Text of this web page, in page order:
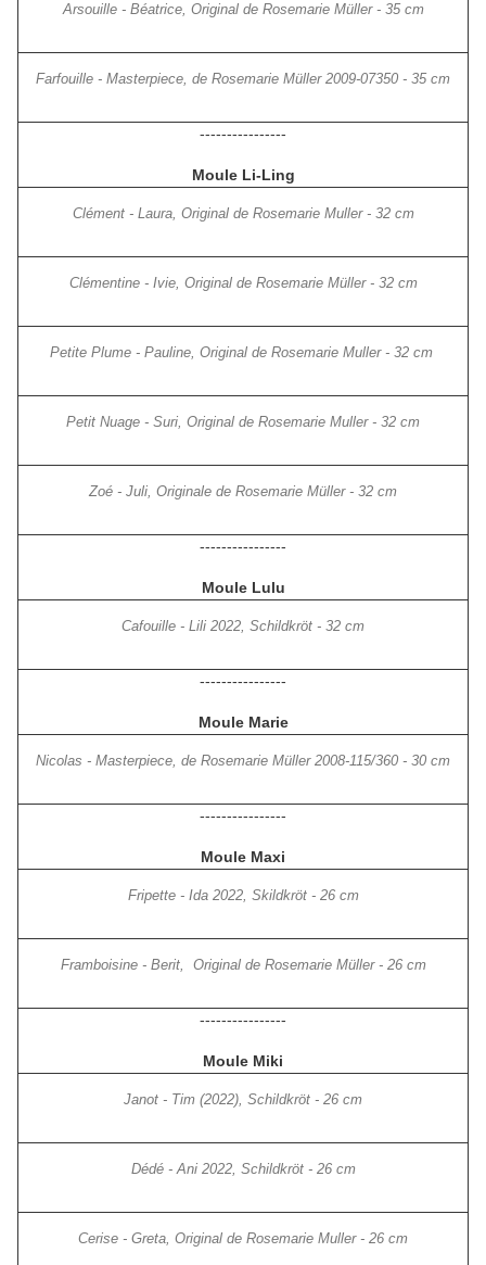
Arsouille - Béatrice, Original de Rosemarie Müller - 35 cm
Farfouille - Masterpiece, de Rosemarie Müller 2009-07350 - 35 cm
----------------
Moule Li-Ling
Clément - Laura, Original de Rosemarie Muller - 32 cm
Clémentine - Ivie, Original de Rosemarie Müller - 32 cm
Petite Plume - Pauline, Original de Rosemarie Muller - 32 cm
Petit Nuage - Suri, Original de Rosemarie Muller - 32 cm
Zoé - Juli, Originale de Rosemarie Müller - 32 cm
----------------
Moule Lulu
Cafouille - Lili 2022, Schildkröt - 32 cm
----------------
Moule Marie
Nicolas - Masterpiece, de Rosemarie Müller 2008-115/360 - 30 cm
----------------
Moule Maxi
Fripette - Ida 2022, Skildkröt - 26 cm
Framboisine - Berit, Original de Rosemarie Müller - 26 cm
----------------
Moule Miki
Janot - Tim (2022), Schildkröt - 26 cm
Dédé - Ani 2022, Schildkröt - 26 cm
Cerise - Greta, Original de Rosemarie Muller - 26 cm